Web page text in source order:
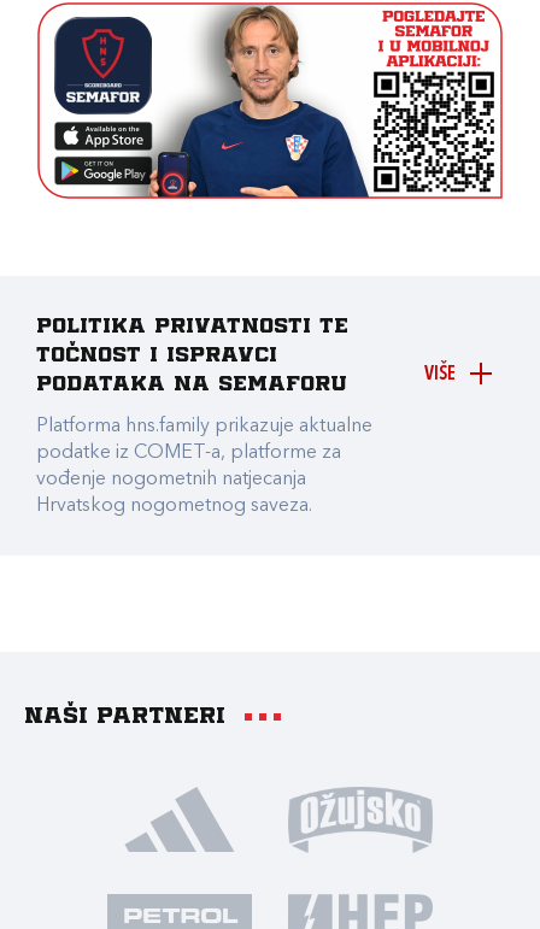
VIŠE
Politika privatnosti te
točnost i ispravci
podataka na Semaforu
Platforma hns.family prikazuje aktualne
podatke iz COMET-a, platforme za
vođenje nogometnih natjecanja
Hrvatskog nogometnog saveza.
Naši partneri